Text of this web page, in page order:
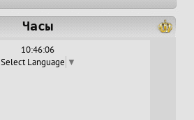
Часы
10:46:06
Select Language ▼